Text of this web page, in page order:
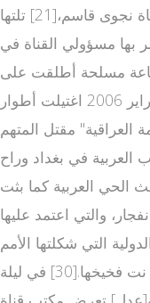
على أثر الجروح.[17][18][19] كما قتلت المراسل مازن بواسطة صاروخ من طائرة مروحية.[20] ثم محاولة خطف مدير مكتب قناة العربية في بغداد هشام بدوي ومذيعة القناة نجوى قاسم،[21] تلتها
بعدها 6 أشهر صعبة للعلاج بعد فترات حرجة مر بها مسؤولي القناة في
كاظم للعمل على كرسي متحرك هذه المرة في مقر القناة في دبي كمحرر ومذيع للأخبار،[23] وتبنت جماعة مسلحة أطلقت على
نفسها اسم "جند الإسلام" عملية تفجير سيارة ملغومة بمكتب القناة في بغداد الذي راح ضحيتها 7 من موظفي القناة في أكتوبر 2004.[24][25] في صباح يوم الأربعاء 22 فبراير 2006 اغتيلت أطوار
2007 أعلنت قناة العربية "على لسان الحكومة العراقية" مقتل المتهم
انتحاري استهدف مكتب العربية في بغداد وراح
اضطرابات لبنان[عدل] كانت قناة العربية القناة الأولى التي أذاعت خبر اغتيال رئيس الوزراء اللبناني السابق رفيق الحريري،[27][28] البث الحي العربية كما بثت
الانفجار، والتي اعتمد عليها
رئيس لجنة التحقيق الدولية التي شكلتها الأمم
المتحدة للتحقيق في اغتيال رئيس الوزراء اللبناني السابق رفيق الحريري أن الاغتيال تم بواسطة الشاحنة الميتسوبيشي العربية اخبار عاجلة البيضاء بعد ت فيسبوك العربية نت فخيخها.[30] في ليلة